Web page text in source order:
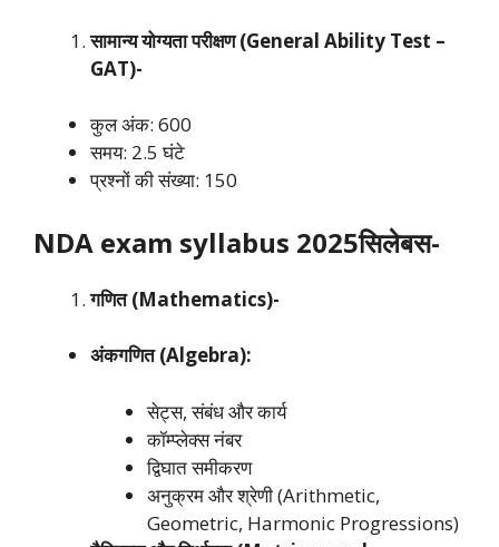
सामान्य योग्यता परीक्षण (General Ability Test –
GAT)-
कुल अंक: 600
समय: 2.5 घंटे
प्रश्नों की संख्या: 150
NDA exam syllabus 2025सिलेबस-
गणित (Mathematics)-
अंकगणित (Algebra):
सेट्स, संबंध और कार्य
कॉम्प्लेक्स नंबर
द्विघात समीकरण
अनुक्रम और श्रेणी (Arithmetic,
Geometric, Harmonic Progressions)